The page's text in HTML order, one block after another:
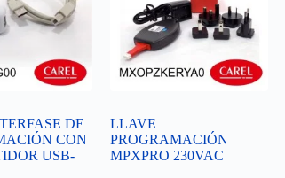
DE
CON
USB-
LLAVE
PROGRAMACIÓN
MPXPRO 230VAC